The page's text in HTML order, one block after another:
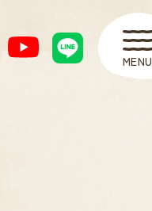
MENU